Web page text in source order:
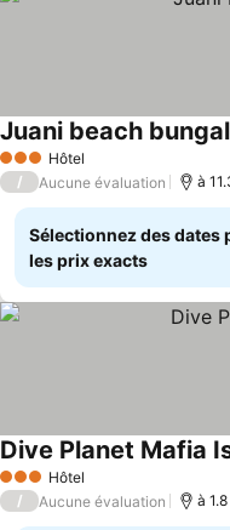
3 ÉtoilesHôtel
Juani beach
/ Aucune évaluation à
Sélectionnez des dates
les prix exacts
3 ÉtoilesHôtel
Dive Planet Mafia
/ Aucune évaluation à